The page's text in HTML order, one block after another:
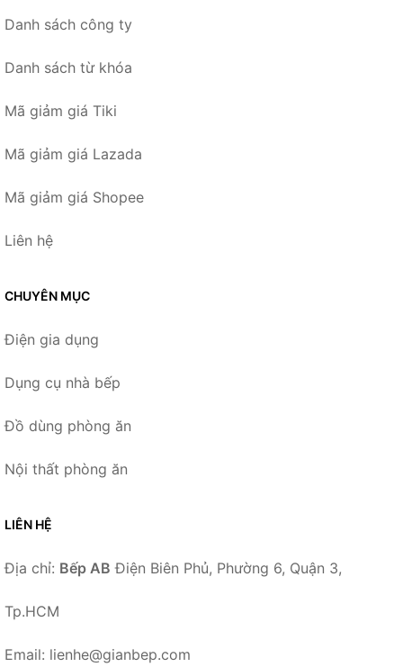
Danh sách công ty
Danh sách từ khóa
Mã giảm giá Tiki
Mã giảm giá Lazada
Mã giảm giá Shopee
Liên hệ
CHUYÊN MỤC
Điện gia dụng
Dụng cụ nhà bếp
Đồ dùng phòng ăn
Nội thất phòng ăn
LIÊN HỆ
Địa chỉ: Bếp AB Điện Biên Phủ, Phường 6, Quận 3,
Tp.HCM
Email: lienhe@gianbep.com